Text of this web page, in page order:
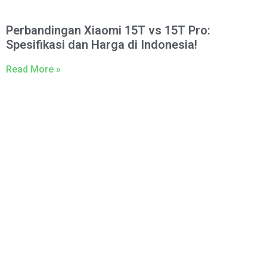
Perbandingan Xiaomi 15T vs 15T Pro:
Spesifikasi dan Harga di Indonesia!
Read More »